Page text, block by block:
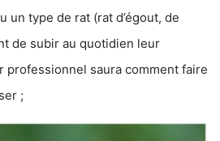
un type de rat (rat d’égout, de
de subir au quotidien leur
professionnel saura comment faire
;